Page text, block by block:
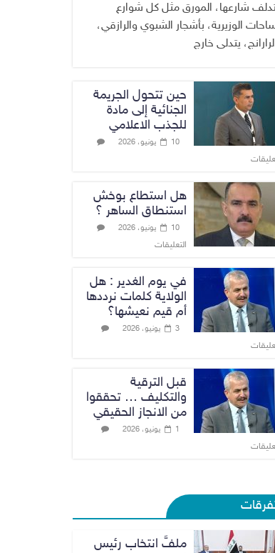
شارعها، المورق مثل كل شوارع
الوزيرية، بأشجار الشبوي والرازقي،
يتدلى خارج
حين تتحول الجريمة
الجنائية إلى مادة
للجذب الاعلامي
10 يونيو، 2026
هل استطاع بوخش
استنطاق الساهر ؟
10 يونيو، 2026
التعليقات
في يوم الغدير : هل
الولاية كلمات نرددها
أم قيم نعيشها؟
3 يونيو، 2026
قبل الترقية
والتكليف … تحققوا
من الانجاز الحقيقي
1 يونيو، 2026
ملفَّ انتخاب رئيس